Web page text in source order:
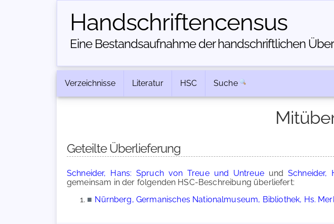
Handschriften­census
Eine Bestandsaufnahme der handschriftlichen
Verzeichnisse Literatur HSC Suche
Geteilte Überlieferung
Schneider, Hans: Spruch von Treue und Untreueund
gemeinsam in der folgenden HSC-Beschreibung überliefert:
■ Nürnberg, Germanisches Nationalmuseum, Bibliothek, Hs.